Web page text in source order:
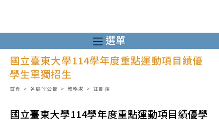
至
主
內
選單
國立臺東大學114學年度重點運動項目績優
學生單獨招生
首頁 > 各處室公告 > 教務處 > 註冊組
國立臺東大學114學年度重點運動項目績優學